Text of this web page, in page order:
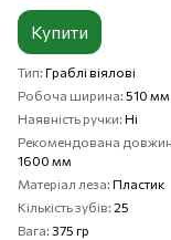
Купити
Тип Граблі віялові
Робоча ширина 510 мм
Наявність ручки Ні
Рекомендована
1600 мм
Матеріал леза Пластик
Кількість зубів 25
Вага 375 гр